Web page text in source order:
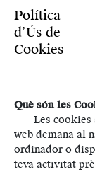
Política
d’Ús de
Cookies
Què són les
Les cookies
web demana al
ordinador o
teva activitat